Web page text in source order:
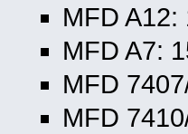
MFD A12:
MFD A7:
MFD
MFD